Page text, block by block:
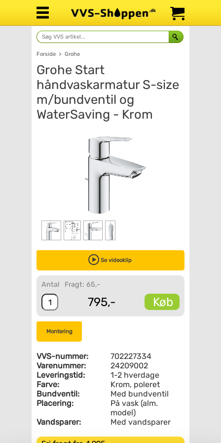
Forside > Grohe
Grohe Start
håndvaskarmatur S-size
m/bundventil og
WaterSaving - Krom
Se videoklip
Antal Fragt: 65,-
795,- Køb
Montering
VVS-nummer:
702227334
Varenummer:
24209002
Leveringstid:
1-2 hverdage
Farve:
Krom, poleret
Bundventil:
Med bundventil
Placering:
På vask (alm.
model)
Vandsparer:
Med vandsparer